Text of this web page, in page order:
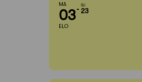
MA
03
ELO
SU
23